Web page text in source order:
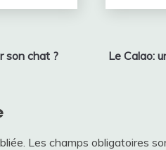
son chat ?
Le Calao:
Les champs obligatoires